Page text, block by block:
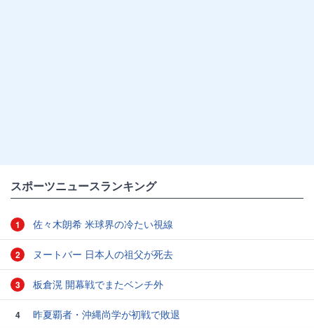
スポーツニュースランキング
1 佐々木朗希 米球界の冷たい視線
2 ヌートバー 日本人の祖父が死去
3 板倉滉 開幕戦でまたベンチ外
4 昨夏覇者・沖縄尚学が初戦で敗退